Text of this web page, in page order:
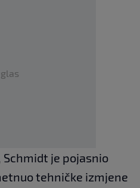
je pojasnio
tehničke izmjene